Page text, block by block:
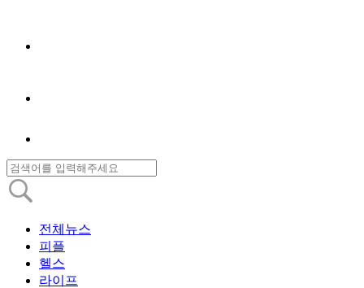
전체뉴스
피플
헬스
라이프